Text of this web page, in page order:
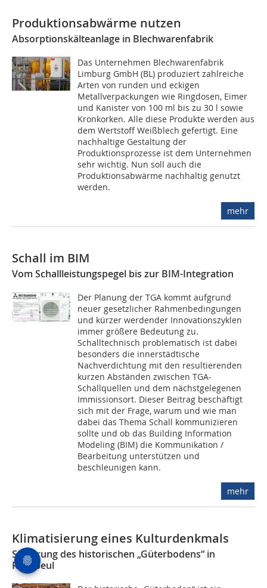
Produktionsabwärme nutzen
Absorptionskälteanlage in Blechwarenfabrik
Das Unternehmen Blechwarenfabrik
Limburg GmbH (BL) produziert zahlreiche
Arten von runden und eckigen
Metallverpackungen wie Ringdosen, Eimer
und Kanister von 100 ml bis zu 30 l sowie
Kronkorken. Alle diese Produkte werden aus
dem Wertstoff Weißblech gefertigt. Eine
nachhaltige Gestaltung der
Produktionsprozesse ist dem Unternehmen
sehr wichtig. Nun soll auch die
Produktionsabwärme nachhaltig genutzt
werden.
mehr
Schall im BIM
Vom Schallleistungspegel bis zur BIM-Integration
Der Planung der TGA kommt aufgrund
neuer gesetzlicher Rahmenbedingungen
und kürzer werdender Innovationszyklen
immer größere Bedeutung zu.
Schalltechnisch problematisch ist dabei
besonders die innerstädtische
Nachverdichtung mit den resultierenden
kurzen Abständen zwischen TGA-
Schallquellen und dem nächstgelegenen
Immissionsort. Dieser Beitrag beschäftigt
sich mit der Frage, warum und wie man
dabei das Thema Schall kommunizieren
sollte und ob das Building Information
Modeling (BIM) die Kommunikation /
Bearbeitung unterstützen und
beschleunigen kann.
mehr
Klimatisierung eines Kulturdenkmals
Sanierung des historischen „Güterbodens“ in
Radebeul